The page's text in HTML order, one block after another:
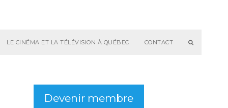
LE CINÉMA ET LA TÉLÉVISION À QUÉBEC CONTACT
Devenir membre